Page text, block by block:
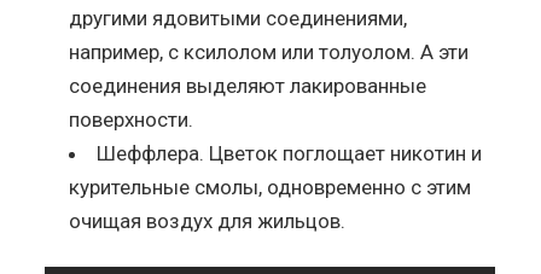
другими ядовитыми соединениями,
например, с ксилолом или толуолом. А эти
соединения выделяют лакированные
поверхности.
Шеффлера. Цветок поглощает никотин и
курительные смолы, одновременно с этим
очищая воздух для жильцов.